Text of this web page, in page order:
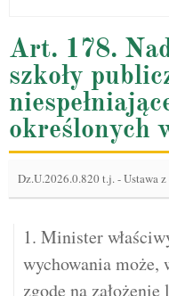
Art. 178.
szkoły
określonych
Dz.U.2026.0.820 t.j.-Ustawa
1. Minister
wychowania
zgodę na